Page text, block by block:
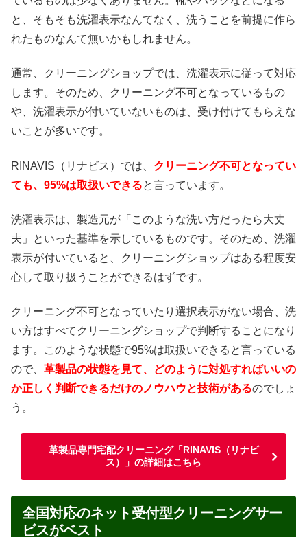
と、そもそも洗濯表示なんてなく、洗うことを前提に作ら
れたものなんて無いかもしれません。
通常、クリーニングショップでは、洗濯表示に従って対応
します。そのため、クリーニング不可となっているもの
や、洗濯表示が付いていないものは、受け付けてもらえな
いことが多いです。
RINAVIS（リナビス）では、 クリーニング不可となってい
ても、95%は取扱いできると言っています。
洗濯表示は、製造元が「このような洗い方だったら大丈
夫」といった基準を示しているものです。そのため、洗濯
表示が付いていると、クリーニングショップはある程度安
心して取り扱うことができるはずです。
クリーニング不可となっていたり選択表示がない場合、洗
い方はすべてクリーニングショップで判断することになり
ます。このような状態で95%は取扱いできると言っている
ので、 革製品の状態を見て、どのように対処すればいいの
か正しく判断できるだけのノウハウと技術があるのでしょ
う。
革製品専門宅配クリーニング「RINAVIS（リナビ
ス）」の詳細はこちら
全国対応のネット受付型クリーニングサー
ビスがベスト